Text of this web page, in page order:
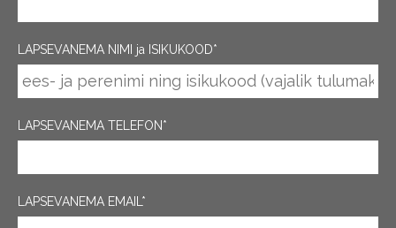
LAPSEVANEMA NIMI ja ISIKUKOOD
LAPSEVANEMA TELEFON
LAPSEVANEMA EMAIL